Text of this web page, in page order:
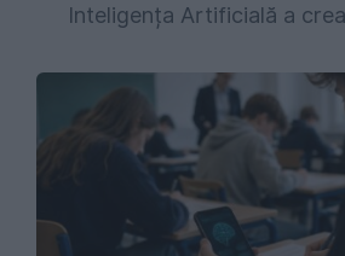
Inteligența Artificială a